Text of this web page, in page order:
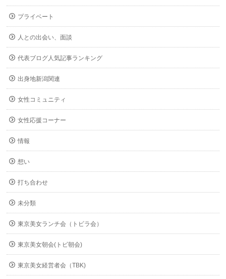
プライベート
人との出会い、面談
代表ブログ人気記事ランキング
出身地新潟関連
女性コミュニティ
女性応援コーナー
情報
想い
打ち合わせ
未分類
東京美女ランチ会（トビラ会）
東京美女朝会(トビ朝会)
東京美女経営者会（TBK)